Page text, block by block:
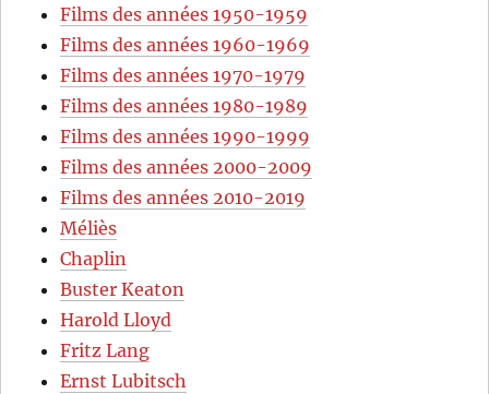
Films des années 1950-1959
Films des années 1960-1969
Films des années 1970-1979
Films des années 1980-1989
Films des années 1990-1999
Films des années 2000-2009
Films des années 2010-2019
Méliès
Chaplin
Buster Keaton
Harold Lloyd
Fritz Lang
Ernst Lubitsch